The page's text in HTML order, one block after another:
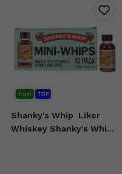
Irski TOP
Shanky's Whip
Liker
Whiskey Shanky's Whip